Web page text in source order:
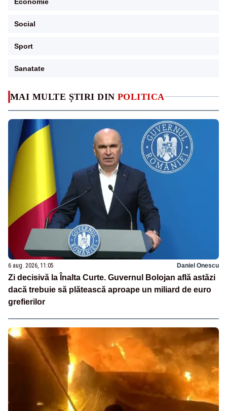
MAI MULTE ȘTIRI DIN POLITICA
6 aug. 2026, 11:05 Daniel Onescu
Zi decisivă la Înalta Curte. Guvernul Bolojan află astăzi
dacă trebuie să plătească aproape un miliard de euro
grefierilor
Social
Sport
Sanatate